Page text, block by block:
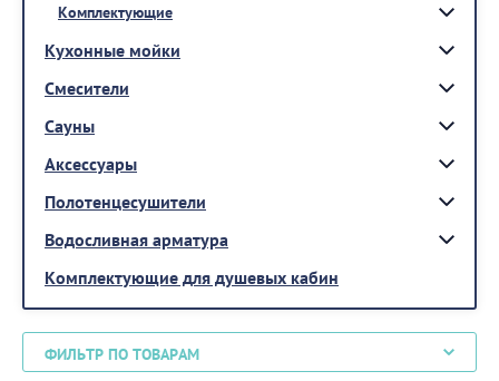
Комплектующие
Кухонные мойки
Смесители
Сауны
Аксессуары
Полотенцесушители
Водосливная арматура
Комплектующие для душевых кабин
ФИЛЬТР ПО ТОВАРАМ